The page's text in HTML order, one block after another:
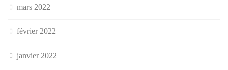
mars 2022
février 2022
janvier 2022